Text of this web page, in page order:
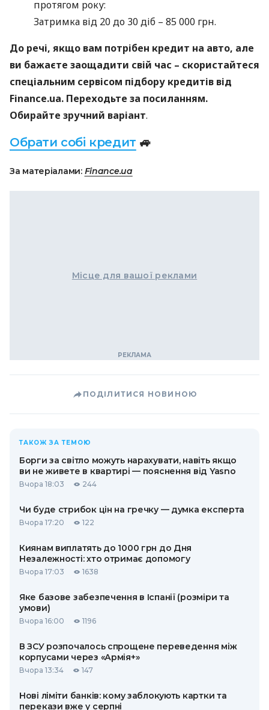
протягом року:
Затримка від 20 до 30 діб – 85 000 грн.
До речі, якщо вам потрібен кредит на авто, але
ви бажаєте заощадити свій час – скористайтеся
спеціальним сервісом підбору кредитів від
Finance.ua. Переходьте за посиланням.
Обирайте зручний варіант.
Обрати собі кредит 🚙
За матеріалами: Finance.ua
Місце для вашої реклами
ПОДІЛИТИСЯ НОВИНОЮ
ТАКОЖ ЗА ТЕМОЮ
Борги за світло можуть нарахувати, навіть якщо
ви не живете в квартирі — пояснення від Yasno
Вчора 18:03 244
Чи буде стрибок цін на гречку — думка експерта
Вчора 17:20 122
Киянам виплатять до 1000 грн до Дня
Незалежності: хто отримає допомогу
Вчора 17:03 1638
Яке базове забезпечення в Іспанії (розміри та
умови)
Вчора 16:00 1196
В ЗСУ розпочалось спрощене переведення між
корпусами через «Армія+»
Вчора 13:34 147
Нові ліміти банків: кому заблокують картки та
перекази вже у серпні